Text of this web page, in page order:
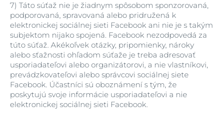
7) Táto súťaž nie je žiadnym spôsobom sponzorovaná,
podporovaná, spravovaná alebo pridružená k
elektronickej sociálnej sieti Facebook ani nie je s takým
subjektom nijako spojená. Facebook nezodpovedá za
túto súťaž. Akékoľvek otázky, pripomienky, nároky
alebo sťažnosti ohľadom súťaže je treba adresovať
usporiadateľovi alebo organizátorovi, a nie vlastníkovi,
prevádzkovateľovi alebo správcovi sociálnej siete
Facebook. Účastníci sú oboznámení s tým, že
poskytujú svoje informácie usporiadateľovi a nie
elektronickej sociálnej sieti Facebook.